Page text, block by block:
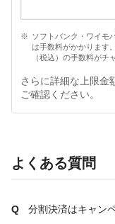
ソフトバンク・ワイモ
は手数料がかかります
（税込）の手数料がチ
さらに詳細な上限金
ご確認ください。
よくある質問
分割決済はキャン